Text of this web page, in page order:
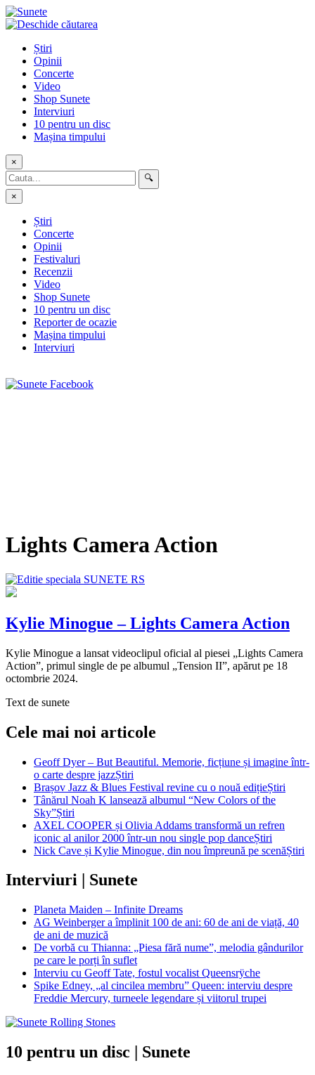
Skip
to
Știri
Opinii
Concerte
Video
Shop Sunete
Interviuri
10 pentru un disc
Mașina timpului
×
🔍
×
Știri
Concerte
Opinii
Festivaluri
Recenzii
Video
Shop Sunete
10 pentru un disc
Reporter de ocazie
Mașina timpului
Interviuri
Lights Camera Action
Kylie Minogue – Lights Camera Action
Kylie Minogue a lansat videoclipul oficial al piesei „Lights Camera
Action”, primul single de pe albumul „Tension II”, apărut pe 18
octombrie 2024.
Text de sunete
Cele mai noi articole
Geoff Dyer – But Beautiful. Memorie, ficțiune și imagine într-
o carte despre jazzȘtiri
Brașov Jazz & Blues Festival revine cu o nouă edițieȘtiri
Tânărul Noah K lansează albumul “New Colors of the
Sky”Știri
AXEL COOPER și Olivia Addams transformă un refren
iconic al anilor 2000 într-un nou single pop danceȘtiri
Nick Cave și Kylie Minogue, din nou împreună pe scenăȘtiri
Interviuri | Sunete
Planeta Maiden – Infinite Dreams
AG Weinberger a împlinit 100 de ani: 60 de ani de viață, 40
de ani de muzică
De vorbă cu Thianna: „Piesa fără nume”, melodia gândurilor
pe care le porți în suflet
Interviu cu Geoff Tate, fostul vocalist Queensrÿche
Spike Edney, „al cincilea membru” Queen: interviu despre
Freddie Mercury, turneele legendare și viitorul trupei
10 pentru un disc | Sunete